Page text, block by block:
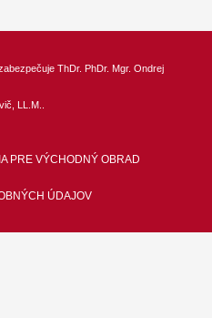
ThDr. PhDr. Mgr. Ondrej
LL.M.
PRE VÝCHODNÝ OBRAD
ÚDAJOV